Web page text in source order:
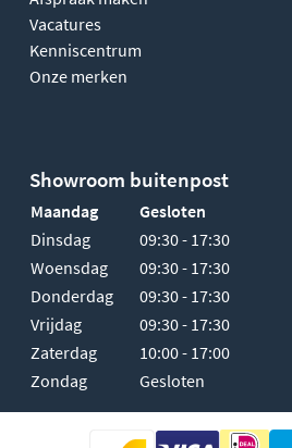
Vacatures
Kenniscentrum
Onze merken
Showroom buitenpost
Maandag
Gesloten
Dinsdag
09:30 - 17:30
Woensdag
09:30 - 17:30
Donderdag
09:30 - 17:30
Vrijdag
09:30 - 17:30
Zaterdag
10:00 - 17:00
Zondag
Gesloten